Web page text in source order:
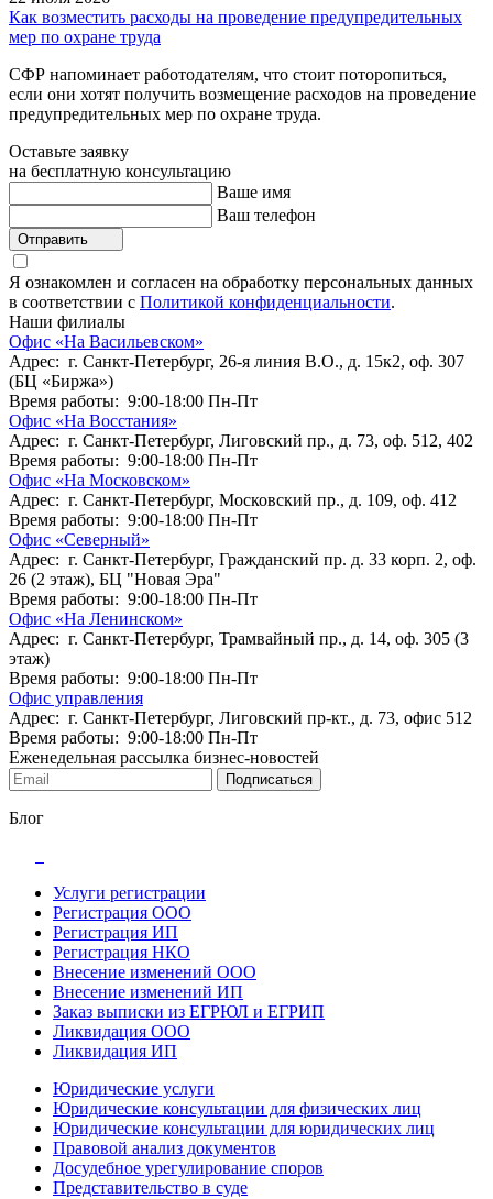
Как возместить расходы на проведение предупредительных
мер по охране труда
СФР напоминает работодателям, что стоит поторопиться,
если они хотят получить возмещение расходов на проведение
предупредительных мер по охране труда.
Оставьте заявку
на бесплатную консультацию
Ваше имя
Ваш телефон
Отправить
Я ознакомлен и согласен на обработку персональных данных
в соответствии с Политикой конфиденциальности.
Наши филиалы
Офис «На Васильевском»
Адрес: г. Санкт-Петербург, 26-я линия В.О., д. 15к2, оф. 307
(БЦ «Биржа»)
Время работы: 9:00-18:00 Пн-Пт
Офис «На Восстания»
Адрес: г. Санкт-Петербург, Лиговский пр., д. 73, оф. 512, 402
Время работы: 9:00-18:00 Пн-Пт
Офис «На Московском»
Адрес: г. Санкт-Петербург, Московский пр., д. 109, оф. 412
Время работы: 9:00-18:00 Пн-Пт
Офис «Северный»
Адрес: г. Санкт-Петербург, Гражданский пр. д. 33 корп. 2, оф.
26 (2 этаж), БЦ "Новая Эра"
Время работы: 9:00-18:00 Пн-Пт
Офис «На Ленинском»
Адрес: г. Санкт-Петербург, Трамвайный пр., д. 14, оф. 305 (3
этаж)
Время работы: 9:00-18:00 Пн-Пт
Офис управления
Адрес: г. Санкт-Петербург, Лиговский пр-кт., д. 73, офис 512
Время работы: 9:00-18:00 Пн-Пт
Еженедельная рассылка бизнес-новостей
Подписаться
Блог
Услуги регистрации
Регистрация ООО
Регистрация ИП
Регистрация НКО
Внесение изменений ООО
Внесение изменений ИП
Заказ выписки из ЕГРЮЛ и ЕГРИП
Ликвидация ООО
Ликвидация ИП
Юридические услуги
Юридические консультации для физических лиц
Юридические консультации для юридических лиц
Правовой анализ документов
Досудебное урегулирование споров
Представительство в суде